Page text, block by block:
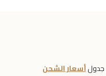
جدولأسعار الشحن